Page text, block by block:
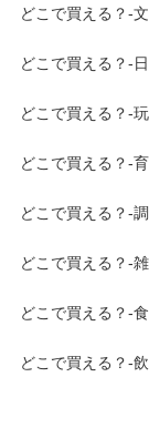
どこで買える？-
どこで買える？-
どこで買える？-
どこで買える？-
どこで買える？-
どこで買える？-
どこで買える？-
どこで買える？-